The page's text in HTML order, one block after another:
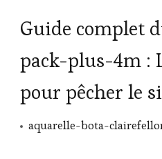
Guide complet
pack-plus-4m :
pour pêcher le
aquarelle-bota-